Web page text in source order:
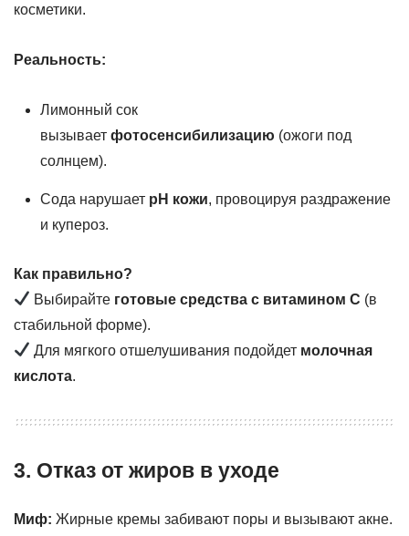
косметики.
Реальность:
Лимонный сок
вызывает фотосенсибилизацию (ожоги под
солнцем).
Сода нарушает pH кожи, провоцируя раздражение
и купероз.
Как правильно?
Выбирайте готовые средства с витамином С (в
стабильной форме).
Для мягкого отшелушивания подойдет молочная
кислота.
3. Отказ от жиров в уходе
Миф: Жирные кремы забивают поры и вызывают акне.